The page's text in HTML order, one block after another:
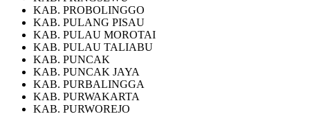
KAB. PROBOLINGGO
KAB. PULANG PISAU
KAB. PULAU MOROTAI
KAB. PULAU TALIABU
KAB. PUNCAK
KAB. PUNCAK JAYA
KAB. PURBALINGGA
KAB. PURWAKARTA
KAB. PURWOREJO